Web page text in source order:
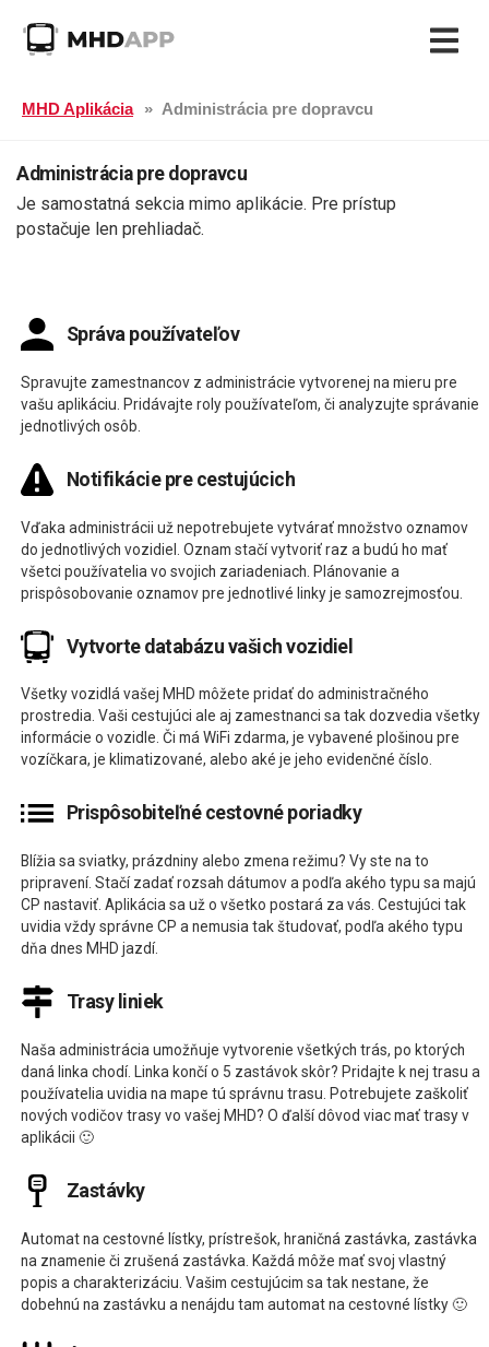
MHD Aplikácia Administrácia pre dopravcu
Administrácia pre dopravcu
Je samostatná sekcia mimo aplikácie. Pre prístup
postačuje len prehliadač.
Správa používateľov
Spravujte zamestnancov z administrácie vytvorenej na mieru pre
vašu aplikáciu. Pridávajte roly používateľom, či analyzujte správanie
jednotlivých osôb.
Notifikácie pre cestujúcich
Vďaka administrácii už nepotrebujete vytvárať množstvo oznamov
do jednotlivých vozidiel. Oznam stačí vytvoriť raz a budú ho mať
všetci používatelia vo svojich zariadeniach. Plánovanie a
prispôsobovanie oznamov pre jednotlivé linky je samozrejmosťou.
Vytvorte databázu vašich vozidiel
Všetky vozidlá vašej MHD môžete pridať do administračného
prostredia. Vaši cestujúci ale aj zamestnanci sa tak dozvedia všetky
informácie o vozidle. Či má WiFi zdarma, je vybavené plošinou pre
vozíčkara, je klimatizované, alebo aké je jeho evidenčné číslo.
Prispôsobiteľné cestovné poriadky
Blížia sa sviatky, prázdniny alebo zmena režimu? Vy ste na to
pripravení. Stačí zadať rozsah dátumov a podľa akého typu sa majú
CP nastaviť. Aplikácia sa už o všetko postará za vás. Cestujúci tak
uvidia vždy správne CP a nemusia tak študovať, podľa akého typu
dňa dnes MHD jazdí.
Trasy liniek
Naša administrácia umožňuje vytvorenie všetkých trás, po ktorých
daná linka chodí. Linka končí o 5 zastávok skôr? Pridajte k nej trasu a
používatelia uvidia na mape tú správnu trasu. Potrebujete zaškoliť
nových vodičov trasy vo vašej MHD? O ďalší dôvod viac mať trasy v
aplikácii 🙂
Zastávky
Automat na cestovné lístky, prístrešok, hraničná zastávka, zastávka
na znamenie či zrušená zastávka. Každá môže mať svoj vlastný
popis a charakterizáciu. Vašim cestujúcim sa tak nestane, že
dobehnú na zastávku a nenájdu tam automat na cestovné lístky 🙂